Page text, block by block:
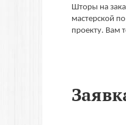
Шторы на
мастерской
проекту. Вам